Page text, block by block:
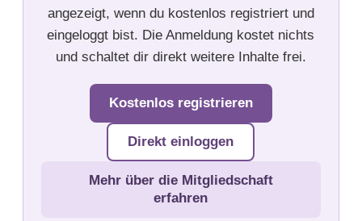
angezeigt, wenn du kostenlos registriert und
eingeloggt bist. Die Anmeldung kostet nichts
und schaltet dir direkt weitere Inhalte frei.
Kostenlos registrieren
Direkt einloggen
Mehr über die Mitgliedschaft
erfahren